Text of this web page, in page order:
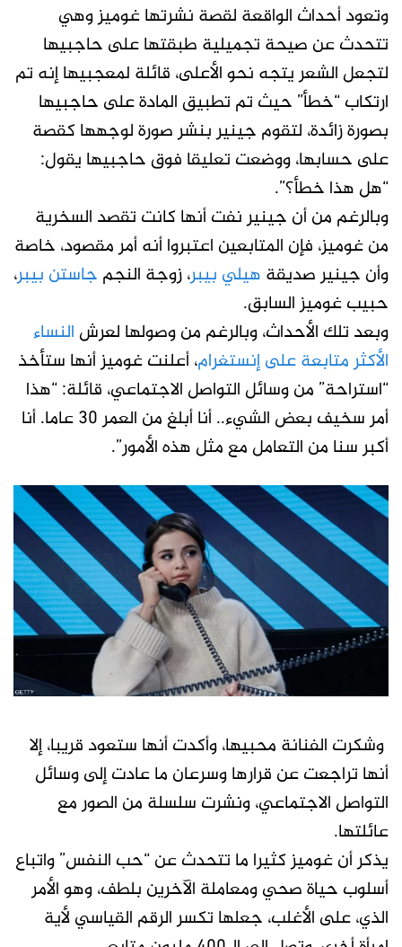
وتعود أحداث الواقعة لقصة نشرتها غوميز وهي
تتحدث عن صيحة تجميلية طبقتها على حاجبيها
لتجعل الشعر يتجه نحو الأعلى، قائلة لمعجبيها إنه تم
ارتكاب “خطأ” حيث تم تطبيق المادة على حاجبيها
بصورة زائدة، لتقوم جينير بنشر صورة لوجهها كقصة
على حسابها، ووضعت تعليقا فوق حاجبيها يقول:
“هل هذا خطأ؟”.
وبالرغم من أن جينير نفت أنها كانت تقصد السخرية
من غوميز، فإن المتابعين اعتبروا أنه أمر مقصود، خاصة
وأن جينير صديقة هيلي بيبر، زوجة النجم جاستن بيبر،
حبيب غوميز السابق.
وبعد تلك الأحداث، وبالرغم من وصولها لعرش النساء
الأكثر متابعة على إنستغرام، أعلنت غوميز أنها ستأخذ
“استراحة” من وسائل التواصل الاجتماعي، قائلة: “هذا
أمر سخيف بعض الشيء.. أنا أبلغ من العمر 30 عاما. أنا
أكبر سنا من التعامل مع مثل هذه الأمور”.
وشكرت الفنانة محبيها، وأكدت أنها ستعود قريبا، إلا
أنها تراجعت عن قرارها وسرعان ما عادت إلى وسائل
التواصل الاجتماعي، ونشرت سلسلة من الصور مع
عائلتها.
يذكر أن غوميز كثيرا ما تتحدث عن “حب النفس” واتباع
أسلوب حياة صحي ومعاملة الآخرين بلطف، وهو الأمر
الذي، على الأغلب، جعلها تكسر الرقم القياسي لأية